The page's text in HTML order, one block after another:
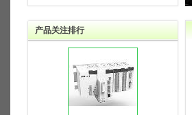
产品关注排行